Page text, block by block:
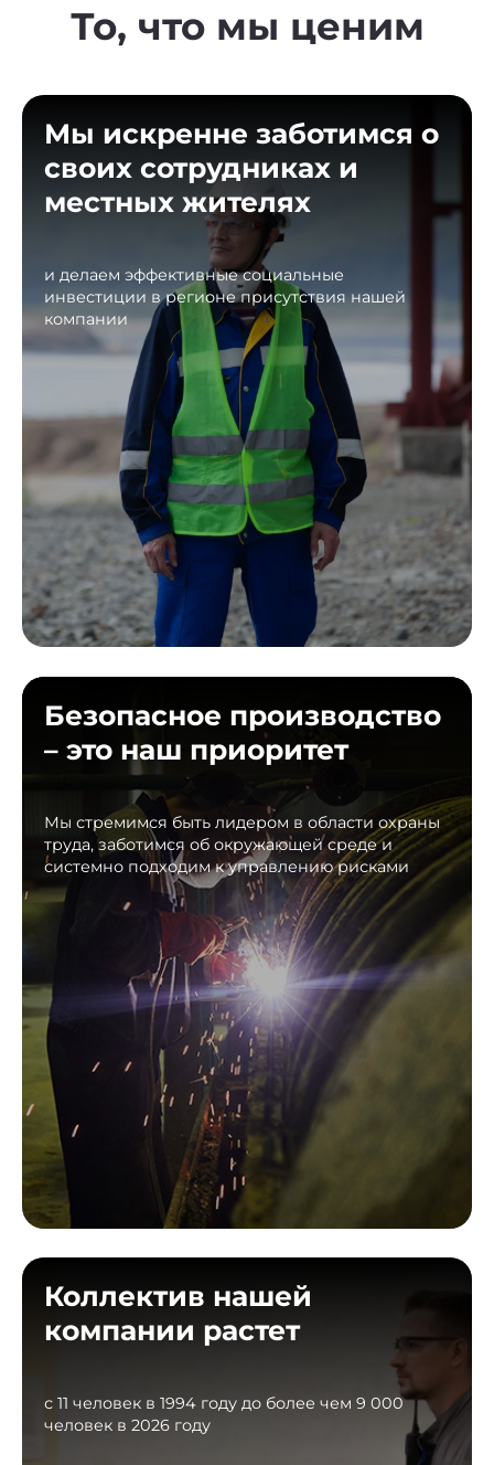
То, что мы ценим
Мы искренне заботимся о
своих сотрудниках и
местных жителях
и делаем эффективные социальные
инвестиции в регионе присутствия нашей
компании
Безопасное производство
– это наш приоритет
Мы стремимся быть лидером в области охраны
труда, заботимся об окружающей среде и
системно подходим к управлению рисками
Коллектив нашей
компании растет
с 11 человек в 1994 году до более чем 9 000
человек в 2026 году